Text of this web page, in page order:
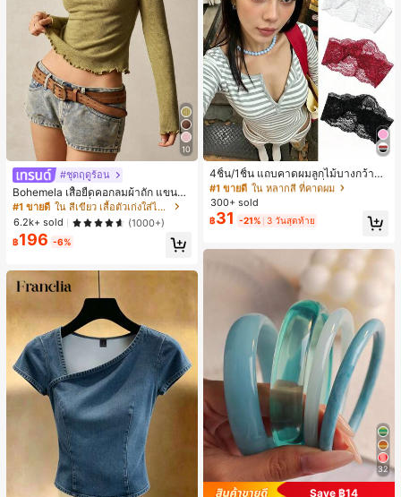
10
#ชุดฤดูร้อน
Bohemela เสื้อยืดคอกลมผ้าถัก แขนยา
ว สีเรียบ ใช้งานทั่วไป สำหรับผู้หญิง
#1 ขายดี
ใน สีเขียว เสื้อตัวเก่งใส่ได้ทุกวัน
6.2k+ sold
(1000+)
฿196 -6%
4ชิ้น/1ชิ้น แถบคาดผมลูกไม้บางกว้างยื
ดหยุ่นสำหรับผู้หญิง, แฟชั่นอเนกประสง
ค์พรีเมียมหรูหราสไตล์มินิมอล ผ้าพันคอ
เล็กๆ ห่วงผม อุปกรณ์เสริมผม, เหมาะสำ
หรับการออกไปข้างนอกประจำวัน, ลำล
น, การมัดผม, การจัดทรงผม, การแต่งห
น้า, การจับคู่ชุด, อุปกรณ์เสริมประดับผ
#1 ขายดี ใน หลากสี ที่คาดผม
เกือบหมดแล้ว!
#1 ขายดี ใน หลากสี ที่คาดผม
เกือบหมดแล้ว!
#1 ขายดี ใน หลากสี ที่คาดผม
เกือบหมดแล้ว!
#1 ขายดี ใน หลากสี ที่คาดผม
300+ sold
฿31 -21% 3 วันสุดท้าย
32
Save ฿14